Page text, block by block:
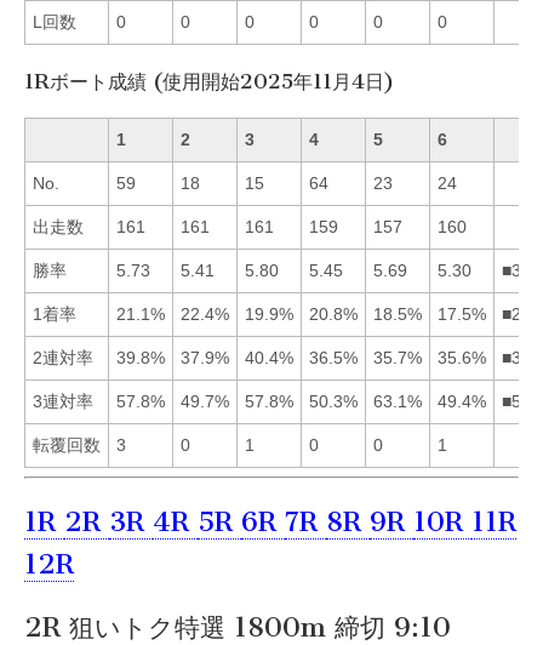
L回数 0 0 0 0 0 0
1Rボート成績 (使用開始2025年11月4日)
1 2 3 4 5 6
No. 59 18 15 64 23 24
出走数 161 161 161 159 157 160
勝率 5.73 5.41 5.80 5.45 5.69 5.30
1着率 21.1% 22.4% 19.9% 20.8% 18.5% 17.5%
2連対率 39.8% 37.9% 40.4% 36.5% 35.7% 35.6%
3連対率 57.8% 49.7% 57.8% 50.3% 63.1% 49.4%
転覆回数 3 0 1 0 0 1
1R 2R 3R 4R 5R 6R 7R 8R 9R 10R 11R
12R
2R 狙いトク特選 1800m 締切 9:10